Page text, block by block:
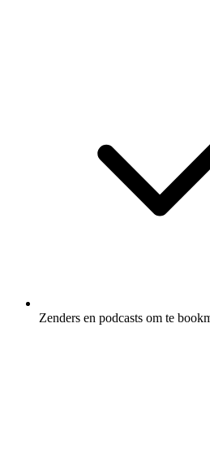
Zenders en podcasts om te